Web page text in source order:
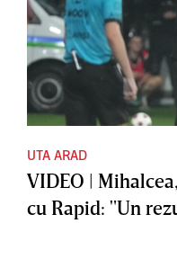
UTA ARAD
VIDEO |
cu Rapid: "Un